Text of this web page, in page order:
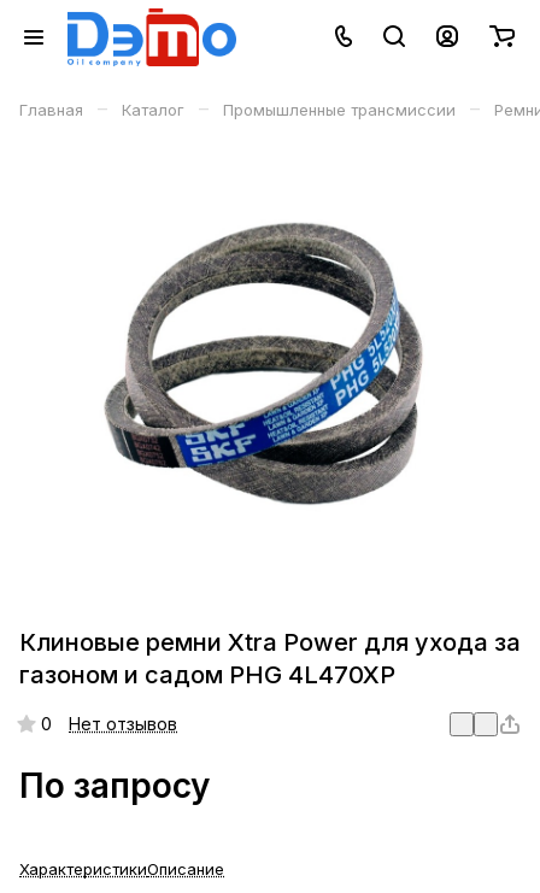
Главная – Каталог – Промышленные трансмиссии –
Клиновые ремни Xtra Power для ухода за
газоном и садом PHG 4L470XP
0 Нет отзывов
По запросу
ХарактеристикиОписание